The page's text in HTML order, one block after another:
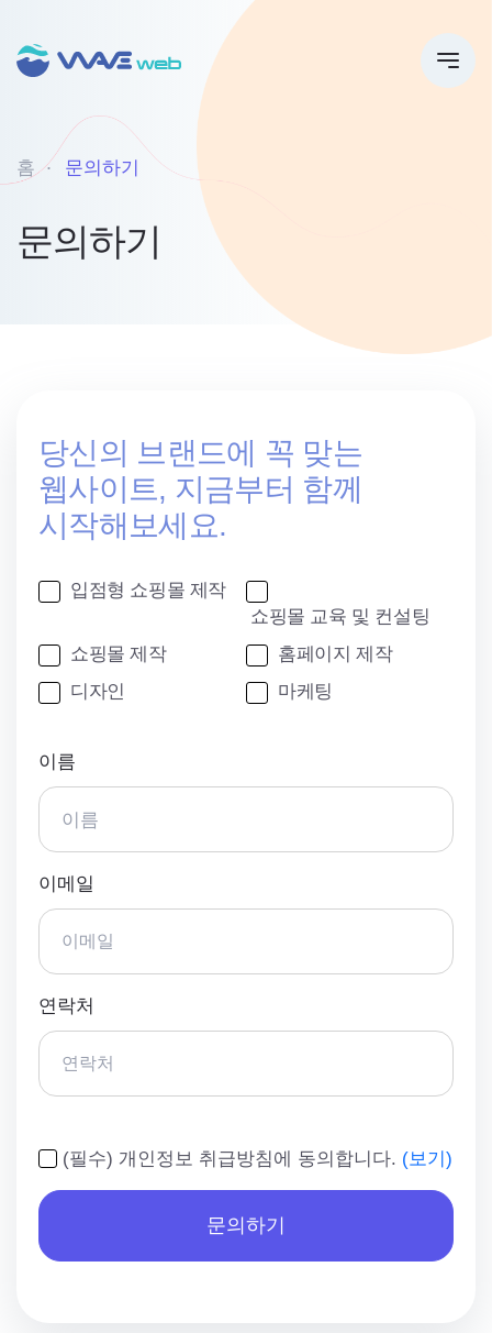
홈 문의하기
문의하기
당신의 브랜드에 꼭 맞는
웹사이트, 지금부터 함께
시작해보세요.
입점형 쇼핑몰 제작
쇼핑몰 교육 및 컨설팅
쇼핑몰 제작
홈페이지 제작
디자인
마케팅
이름
이메일
연락처
(필수) 개인정보 취급방침에 동의합니다. (보기)
문의하기